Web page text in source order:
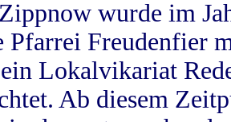
wurde im
Pfarrei Freudenfier
Lokalvikariat
Ab diesem